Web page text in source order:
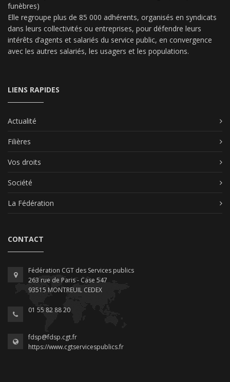
funèbres)
Elle regroupe plus de 85 000 adhérents, organisés en syndicats
dans leurs collectivités ou entreprises, pour défendre leurs
intérêts d’agents et salariés du service public, en convergence
avec les autres salariés, les usagers et les populations.
LIENS RAPIDES
Actualité
Filières
Vos droits
Société
La Fédération
CONTACT
Fédération CGT des Services publics
263 rue de Paris - Case 547
93515 MONTREUIL CEDEX
01 55 82 88 20
fdsp@fdsp.cgt.fr
https://www.cgtservicespublics.fr